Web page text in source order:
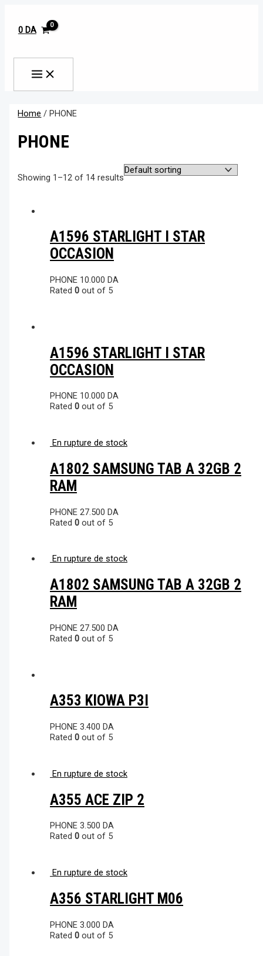
contenu
0 DA
Home / PHONE
PHONE
Showing 1–12 of 14 results
A1596 STARLIGHT I STAR
OCCASION
PHONE 10.000DA
Rated0 out of 5
A1596 STARLIGHT I STAR
OCCASION
PHONE 10.000 DA
Rated0 out of 5
En rupture de stock
A1802 SAMSUNG TAB A 32GB 2
RAM
PHONE27.500DA
Rated0 out of 5
En rupture de stock
A1802 SAMSUNG TAB A 32GB 2
RAM
PHONE27.500DA
Rated0 out of 5
A353 KIOWA P3I
PHONE3.400DA
Rated0 out of 5
En rupture de stock
A355 ACE ZIP 2
PHONE3.500 DA
Rated0 out of 5
En rupture de stock
A356 STARLIGHT M06
PHONE3.000DA
Rated0 out of 5